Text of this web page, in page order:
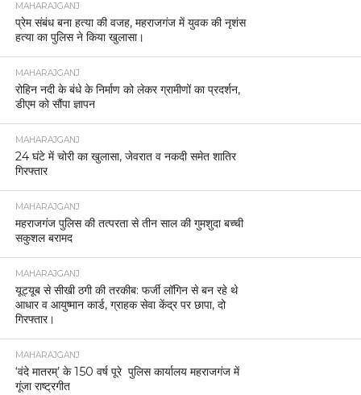
MAHARAJGANJ
प्रेम संबंध बना हत्या की वजह, महराजगंज में युवक की नृशंस
हत्या का पुलिस ने किया खुलासा।
MAHARAJGANJ
रोहिन नदी के बंधे के निर्माण को लेकर ग्रामीणों का प्रदर्शन,
डीएम को सौंपा ज्ञापन
MAHARAJGANJ
24 घंटे में चोरी का खुलासा, जेवरात व नकदी समेत शातिर
गिरफ्तार
MAHARAJGANJ
महराजगंज पुलिस की तत्परता से तीन साल की गुमशुदा बच्ची
सकुशल बरामद
MAHARAJGANJ
यूट्यूब से सीखी ठगी की तरकीब: फर्जी लॉगिन से बन रहे थे
आधार व आयुष्मान कार्ड, ग्राहक सेवा केंद्र पर छापा, दो
गिरफ्तार।
MAHARAJGANJ
‘वंदे मातरम्’ के 150 वर्ष पूरे पुलिस कार्यालय महराजगंज में
गूंजा राष्ट्रगीत